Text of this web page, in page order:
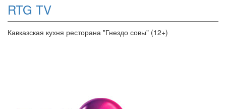
RTG TV
Кавказская кухня ресторана "Гнездо совы" (12+)